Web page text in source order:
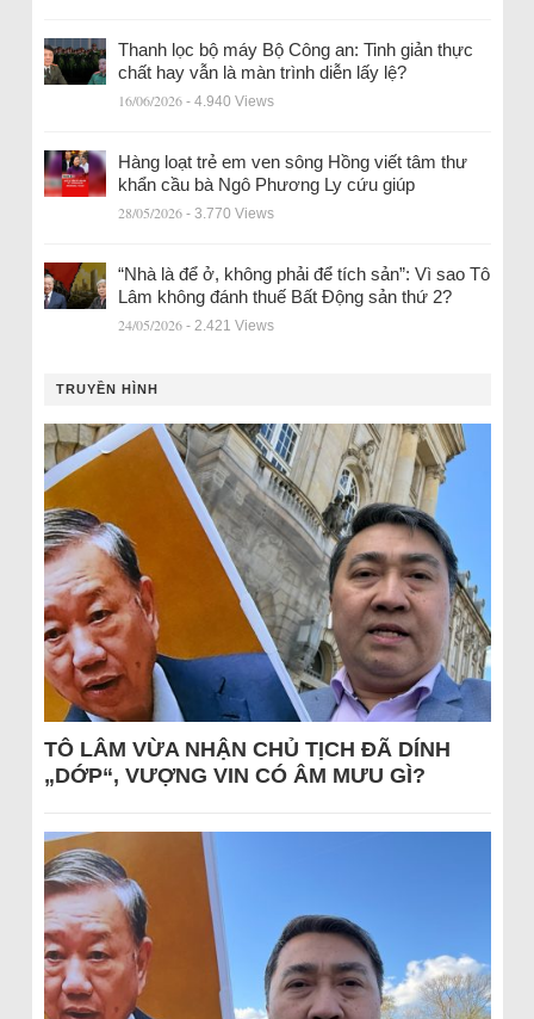
Thanh lọc bộ máy Bộ Công an: Tinh giản thực
chất hay vẫn là màn trình diễn lấy lệ?
16/06/2026 - 4.940 Views
Hàng loạt trẻ em ven sông Hồng viết tâm thư
khẩn cầu bà Ngô Phương Ly cứu giúp
28/05/2026 - 3.770 Views
“Nhà là để ở, không phải để tích sản”: Vì sao Tô
Lâm không đánh thuế Bất Động sản thứ 2?
24/05/2026 - 2.421 Views
TRUYỀN HÌNH
TÔ LÂM VỪA NHẬN CHỦ TỊCH ĐÃ DÍNH
„DỚP“, VƯỢNG VIN CÓ ÂM MƯU GÌ?